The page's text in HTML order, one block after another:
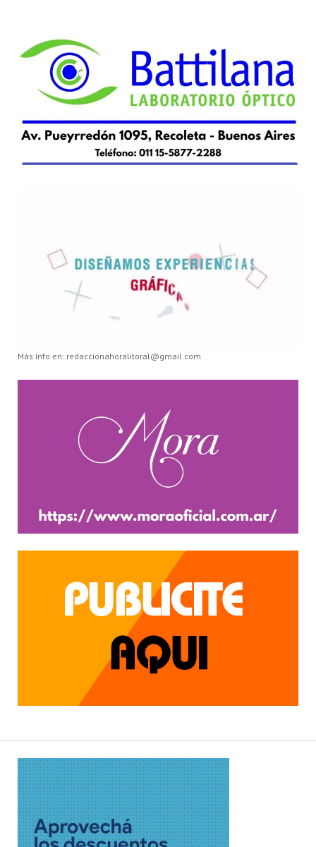
Más Info en: redaccionahoralitoral@gmail.com